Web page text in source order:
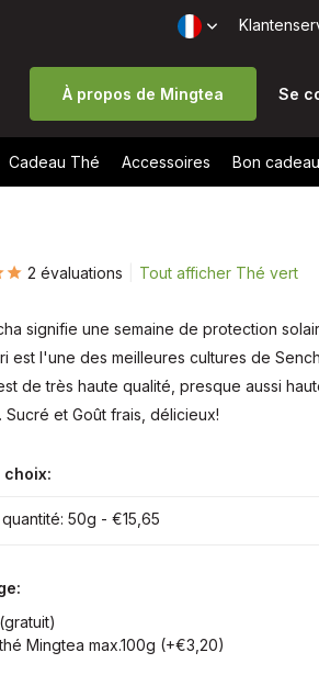
Note: 9,5/10 (+1700 avis)
À propos de Mingtea Se
Cadeau Thé Accessoires Bon cadeau
2 évaluations Tout afficher Thé vert
signifie une semaine de protection
est l'une des meilleures cultures de
de très haute qualité, presque aussi
Sucré et Goût frais, délicieux!
choix:
quantité: 50g - €15,65
Mingtea max.100g (+€3,20)